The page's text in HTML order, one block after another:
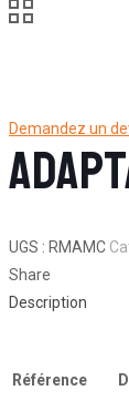
Demandez un
UGS : RMAMC
Share
Description
Référence